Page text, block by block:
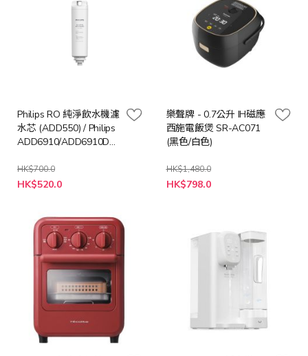
Philips RO 純淨飲水機濾
水芯 (ADD550) / Philips
ADD6910/ADD6910DG
21 工作天]
HK$700.0
特
殊
HK$520.0
樂聲牌 - 0.7公升 IH磁應
西施電飯煲 SR-AC071
(黑色/白色)
HK$1,480.0
HK$798.0